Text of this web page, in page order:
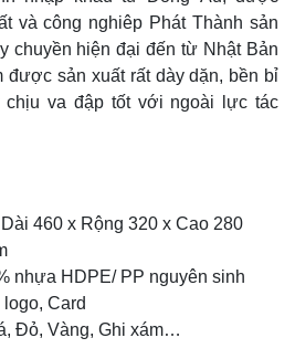
và công nghiêp Phát Thành sản
chuyền hiện đại đến từ Nhật Bản
được sản xuất rất dày dặn, bền bỉ
va đập tốt với ngoài lực tác
460 x Rộng 320 x Cao 280
nhựa HDPE/ PP nguyên sinh
Card
Đỏ, Vàng, Ghi xám…